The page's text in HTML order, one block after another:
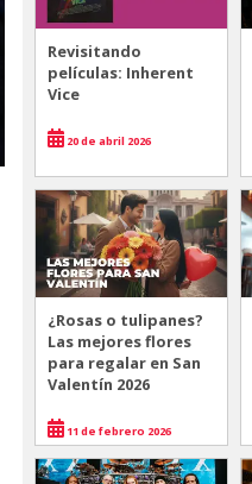
Revisitando
películas: Inherent
Vice
20 de abril 2026
¿Rosas o tulipanes?
Las mejores flores
para regalar en San
Valentín 2026
11 de febrero 2026